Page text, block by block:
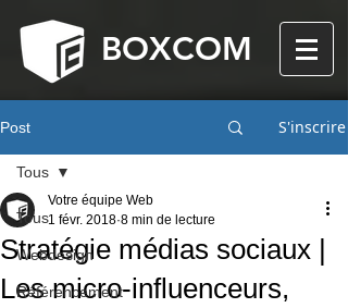
BOXCOM
Post S'inscrire
Tous
Webdesign
Référencement
Tous
Stratégie médias sociaux |
Les micro-influenceurs,
Votre équipe Web
1 févr. 2018 8 min de lecture